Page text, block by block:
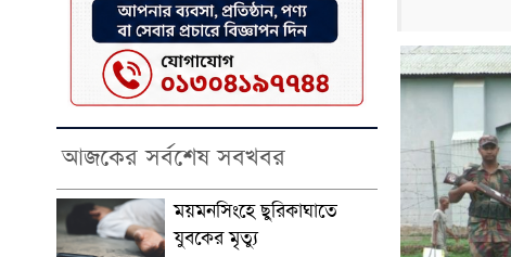
আজকের সর্বশেষ সবখবর
ময়মনসিংহে ছুরিকাঘাতে
যুবকের মৃত্যু